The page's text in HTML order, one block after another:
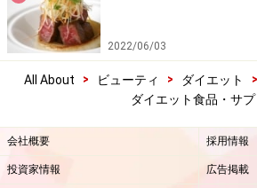
2022/06/03
All About > ビューティ > ダイエット >
ダイエット食品・サプ
会社概要 採用情報
投資家情報 広告掲載